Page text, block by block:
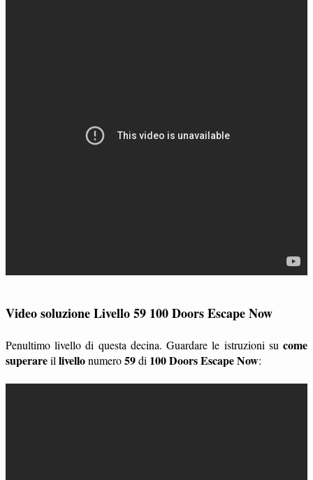
Video soluzione Livello 59 100 Doors Escape Now
Penultimo livello di questa decina. Guardare le istruzioni su come
superareil livellonumero59di 100 Doors Escape Now: